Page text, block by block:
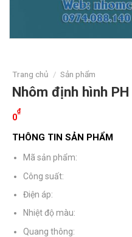
Trang chủ / Sản phẩm
Nhôm định hình
0
₫
THÔNG TIN SẢN PHẨM
Mã sản phẩm:
Công suất:
Điện áp:
Nhiệt độ màu:
Quang thông: